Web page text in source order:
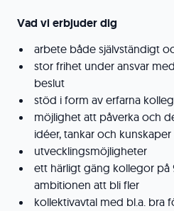
Vad vi erbjuder dig
arbete både självständigt
stor frihet under ansvar
beslut
stöd i form av erfarna
möjlighet att påverka och
idéer, tankar och kunskaper
utvecklingsmöjligheter
ett härligt gäng kollegor på
ambitionen att bli fler
kollektivavtal med bl.a. bra